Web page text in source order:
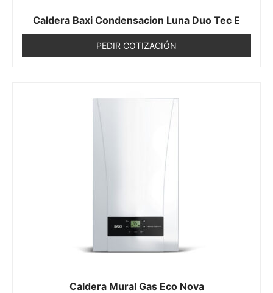
Caldera Baxi Condensacion Luna Duo Tec E
PEDIR COTIZACIÓN
Caldera Mural Gas Eco Nova